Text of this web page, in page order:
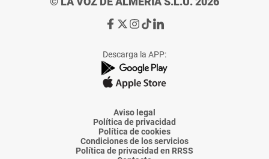
Ir
de
La
Voz
Almería
Ir
de
La
Voz
Almería
Ir
de
La
Voz
Almería
Ir
de
La
Voz
Almería
Ir
de
La
Voz
Descarga la APP:
Aviso legal
Política de privacidad
Política de cookies
Condiciones de los servicios
Política de privacidad en RRSS